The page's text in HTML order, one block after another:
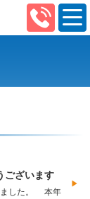
ございます
ました。 本年